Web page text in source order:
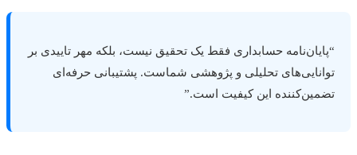
حسابداری فقط یک تحقیق نیست، بلکه مهر تاییدی بر
تحلیلی و پژوهشی شماست. پشتیبانی حرفه‌ای
این کیفیت است.”